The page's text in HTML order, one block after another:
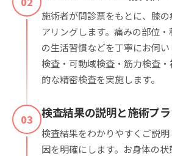
施術者が問診票をもとに、膝
アリングします。痛みの部位
の生活習慣などを丁寧にお伺
検査・可動域検査・筋力検査
的な精密検査を実施します。
03 検査結果の説明と施術プ
検査結果をわかりやすくご説
因を明確にします。お身体の